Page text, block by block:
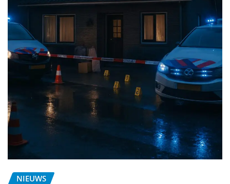
NIEUWS